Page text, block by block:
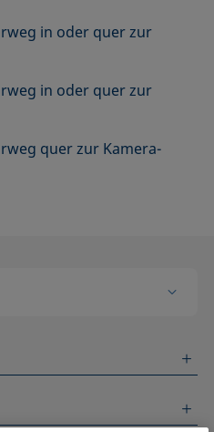
in oder quer zur
in oder quer zur
quer zur Kamera-